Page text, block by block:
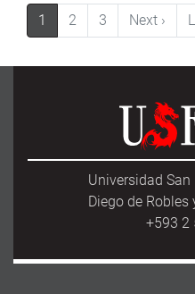
Paginación
1 2 3 Next ›
Universidad
Diego de
+593 2